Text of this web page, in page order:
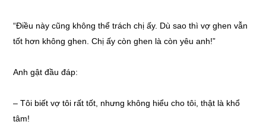
“Điều này cũng không thể trách chị ấy. Dù sao thì vợ ghen vẫn
tốt hơn không ghen. Chị ấy còn ghen là còn yêu anh!”
Anh gật đầu đáp:
– Tôi biết vợ tôi rất tốt, nhưng không hiểu cho tôi, thật là khổ
tâm!